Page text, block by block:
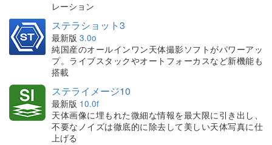
レーション
ステラショット3
最新版 3.0o
純国産のオールインワン天体撮影ソフトがパワーアッ
プ。ライブスタックやオートフォーカスなど新機能も
搭載
ステライメージ10
最新版 10.0f
天体画像に埋もれた微細な情報を最大限に引き出し、
不要なノイズは徹底的に除去して美しい天体写真に仕
上げる